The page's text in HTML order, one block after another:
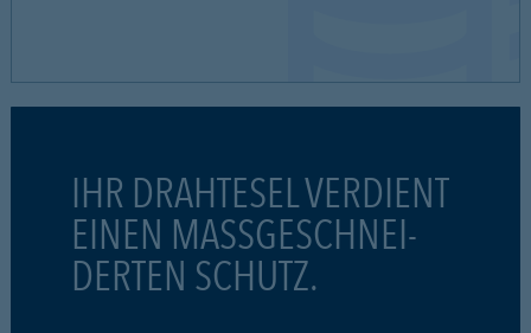
IHR DRAHTESEL VERDIENT
EINEN MASSGESCHNEI-
DERTEN SCHUTZ.